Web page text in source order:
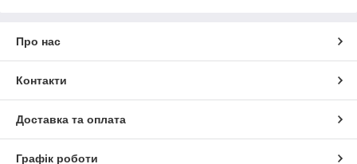
Про нас
Контакти
Доставка та оплата
Графік роботи